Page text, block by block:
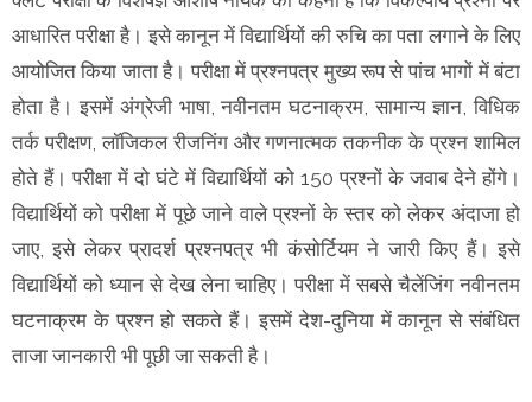
आधारित परीक्षा है। इसे कानून में विद्यार्थियों की रुचि का पता लगाने के लिए
आयोजित किया जाता है। परीक्षा में प्रश्नपत्र मुख्य रूप से पांच भागों में बंटा
होता है। इसमें अंग्रेजी भाषा, नवीनतम घटनाक्रम, सामान्य ज्ञान, विधिक
तर्क परीक्षण, लॉजिकल रीजनिंग और गणनात्मक तकनीक के प्रश्न शामिल
होते हैं। परीक्षा में दो घंटे में विद्यार्थियों को 150 प्रश्नों के जवाब देने होंगे।
विद्यार्थियों को परीक्षा में पूछे जाने वाले प्रश्नों के स्तर को लेकर अंदाजा हो
जाए, इसे लेकर प्रादर्श प्रश्नपत्र भी कंसोर्टियम ने जारी किए हैं। इसे
विद्यार्थियों को ध्यान से देख लेना चाहिए। परीक्षा में सबसे चैलेंजिंग नवीनतम
घटनाक्रम के प्रश्न हो सकते हैं। इसमें देश-दुनिया में कानून से संबंधित
ताजा जानकारी भी पूछी जा सकती है।